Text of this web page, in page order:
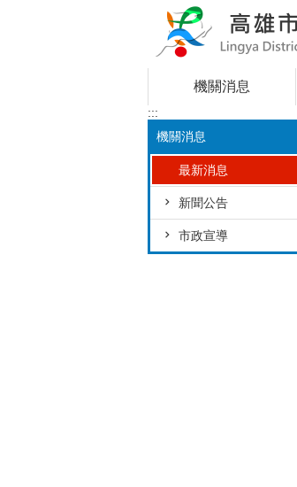
機關消息
:::
機關消息
最新消息
新聞公告
市政宣導